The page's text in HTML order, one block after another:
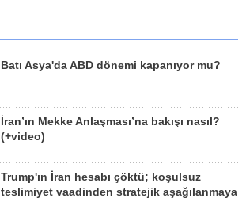
Batı Asya'da ABD dönemi kapanıyor mu?
İran’ın Mekke Anlaşması’na bakışı nasıl?
(+video)
Trump'ın İran hesabı çöktü; koşulsuz
teslimiyet vaadinden stratejik aşağılanmaya